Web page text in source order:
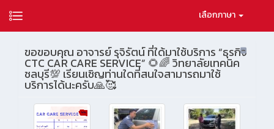
เลือกภาษา
ขอขอบคุณ อาจารย์ รุจิรัตน์ ที่ใด้มาใช้บริการ “ธุรกิจ
CTC CAR CARE SERVICE” 🌻🌈 วิทยาลัยเทคนิค
ชลบุรี💯 เรียนเชิญท่านใดที่สนใจสามารถมาใช้
บริการได้นะครับ🙏🥰